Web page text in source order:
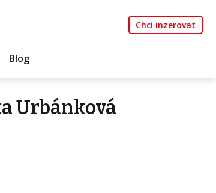
Chci inzerovat
Blog
Urbánková